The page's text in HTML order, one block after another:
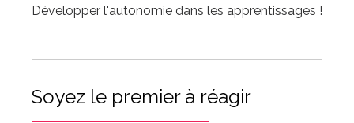
Développer l'autonomie dans les apprentissages !
Soyez le premier à réagir